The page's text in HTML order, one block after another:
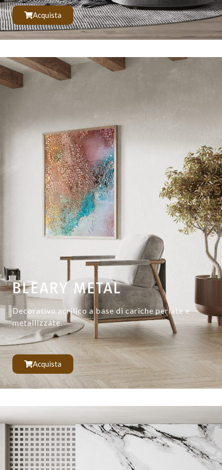
Acquista
BLEARY METAL
Decorativo acrilico a base di cariche perlate e
metallizzate.
Acquista